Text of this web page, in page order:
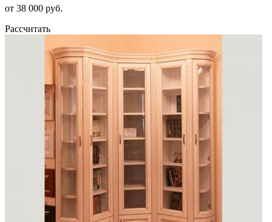
от 38 000 руб.
Рассчитать